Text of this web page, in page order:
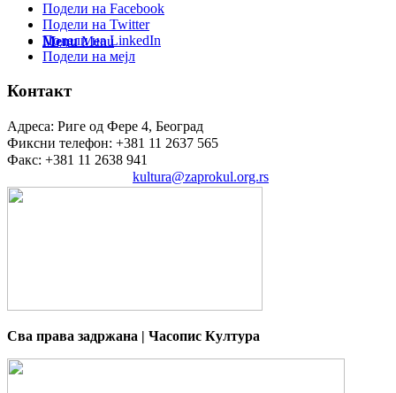
Menu Menu
Подели на Facebook
Подели на Twitter
Подели на LinkedIn
Подели на мејл
Контакт
Адреса: Риге од Фере 4, Београд
Фиксни телефон: +381 11 2637 565
Факс: +381 11 2638 941
kultura@zaprokul.org.rs
Сва права задржана | Часопис Култура